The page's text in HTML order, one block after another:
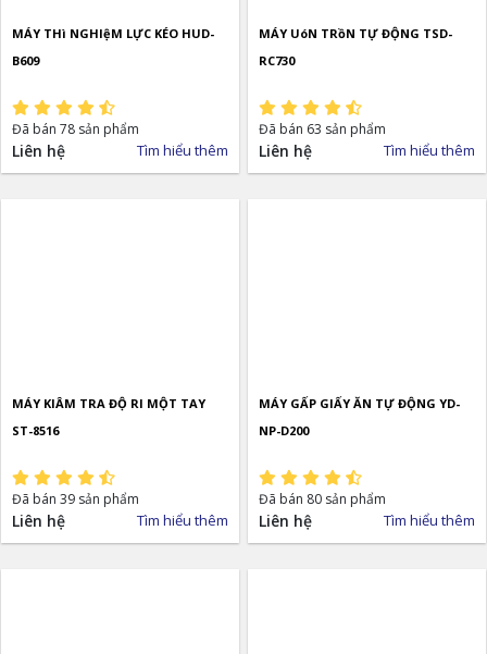
MÁY THì NGHIệM LỰC KÉO HUD-
B609
Đã bán 78 sản phẩm
Liên hệ Tìm hiểu thêm
MÁY UóN TRồN TỰ ĐỘNG TSD-
RC730
Đã bán 63 sản phẩm
Liên hệ Tìm hiểu thêm
MÁY KIÂM TRA ĐỘ RI MỘT TAY
ST-8516
Đã bán 39 sản phẩm
Liên hệ Tìm hiểu thêm
MÁY GẤP GIẤY ĂN TỰ ĐỘNG YD-
NP-D200
Đã bán 80 sản phẩm
Liên hệ Tìm hiểu thêm